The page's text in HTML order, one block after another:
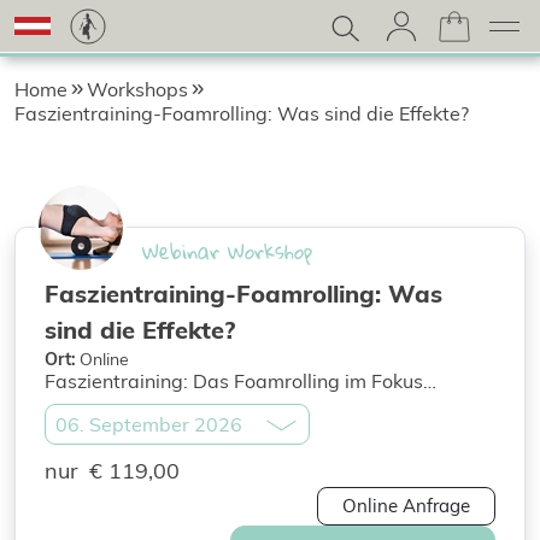
Home
Workshops
Faszientraining-Foamrolling: Was sind die Effekte?
Webinar Workshop
Faszientraining-Foamrolling: Was
sind die Effekte?
Ort: Online
Faszientraining: Das Foamrolling im Fokus
Faszientraining ist bereits seit einigen
Jahrzehnten ein angewandtes Mittel, dass vor
allem im Leistungssport und in der Rehabilition
zur Anwendung kommt. Ab 2004 hat sich rund um
das Faszientraining ein wahrer Hype gebildet, der
damit auch Einzug in den Breiten- und
nur € 119,00
Online Anfrage